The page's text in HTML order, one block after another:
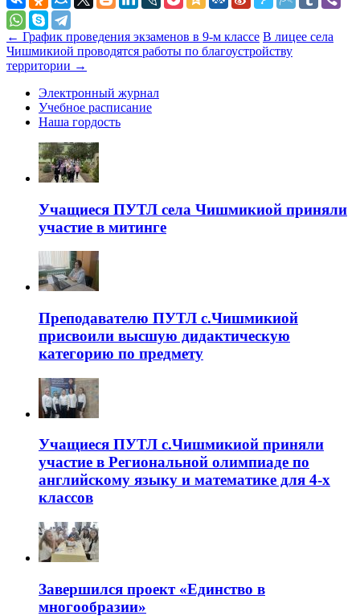
← График проведения экзаменов в 9-м классе В лицее села
Чишмикиой проводятся работы по благоустройству
территории →
Электронный журнал
Учебное расписание
Наша гордость
Учащиеся ПУТЛ села Чишмикиой приняли
участие в митинге
Преподавателю ПУТЛ с.Чишмикиой
присвоили высшую дидактическую
категорию по предмету
Учащиеся ПУТЛ с.Чишмикиой приняли
участие в Региональной олимпиаде по
английскому языку и математике для 4-х
классов
Завершился проект «Единство в
многообразии»